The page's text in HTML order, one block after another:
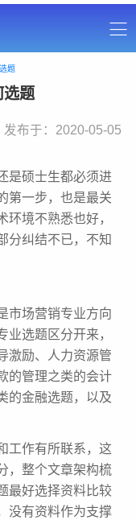
题
选题
发布于：2020-05-05
是硕士生都必须进
第一步，也是最关
境不熟悉也好，
分纠结不已，不知
市场营销专业方向
选题区分开来，
激励、人力资源管
的管理之类的会计
的金融选题，以及
工作有所联系，这
，整个文章架构梳
最好选择资料比较
没有资料作为支撑